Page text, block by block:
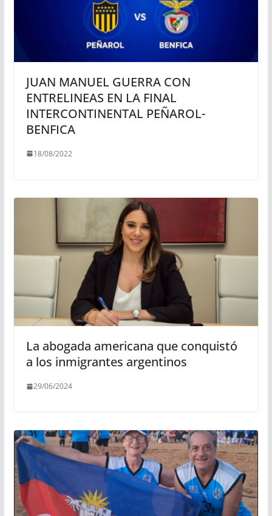
JUAN MANUEL GUERRA CON
ENTRELINEAS EN LA FINAL
INTERCONTINENTAL PEÑAROL-
BENFICA
18/08/2022
La abogada americana que conquistó
a los inmigrantes argentinos
29/06/2024